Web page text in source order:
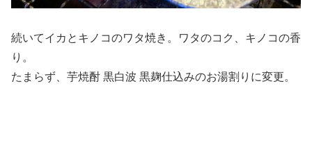
続いてイカとキノコのワタ焼き。ワタのコク、キノコの香
り。
たまらず、芋焼酎 黒白波 黒麹仕込みのお湯割りに変更。